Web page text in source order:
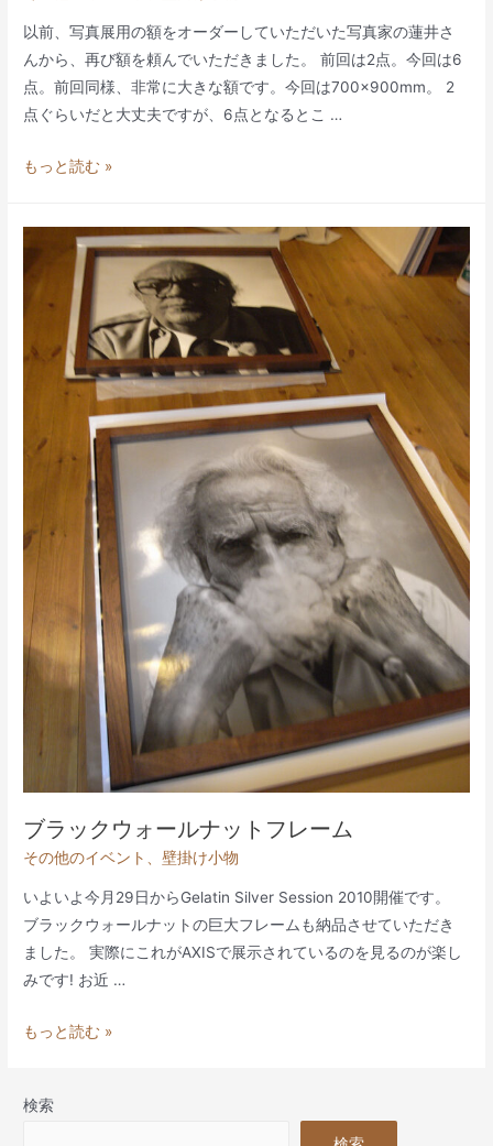
以前、写真展用の額をオーダーしていただいた写真家の蓮井さ
んから、再び額を頼んでいただきました。 前回は2点。今回は6
点。前回同様、非常に大きな額です。今回は700×900mm。 2
点ぐらいだと大丈夫ですが、6点となるとこ …
ブ
ク
ウ
ル
もっと読む »
ブラックウォールナットフレーム
その他のイベント 、壁掛け小物
いよいよ今月29日からGelatin Silver Session 2010開催です。
ブラックウォールナットの巨大フレームも納品させていただき
ました。 実際にこれがAXISで展示されているのを見るのが楽し
みです! お近 …
ブ
ク
もっと読む »
検索